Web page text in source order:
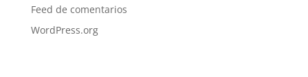
Feed de comentarios
WordPress.org